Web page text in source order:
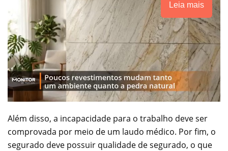
Leia mais
Além disso, a incapacidade para o trabalho deve ser
comprovada por meio de um laudo médico. Por fim, o
segurado deve possuir qualidade de segurado, o que